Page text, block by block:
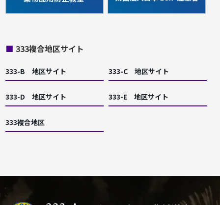
■ 333複合地区サイト
333-B 地区サイト 333-C 地区サイト
333-D 地区サイト 333-E 地区サイト
333複合地区